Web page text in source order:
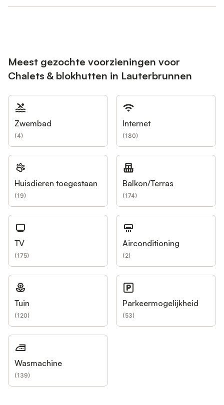
Meest gezochte voorzieningen voor
Chalets & blokhutten in Lauterbrunnen
Zwembad
(4)
Internet
(180)
Huisdieren toegestaan
(19)
Balkon/Terras
(174)
TV
(175)
Airconditioning
(2)
Tuin
(120)
Parkeermogelijkheid
(53)
Wasmachine
(139)